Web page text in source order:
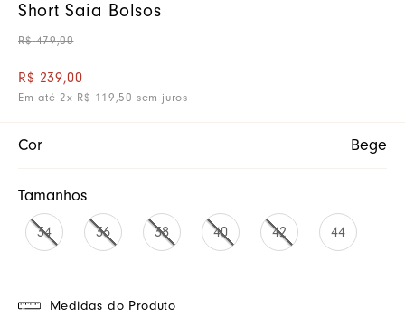
Short Saia Bolsos
R$ 479,00
R$ 239,00
Em até 2x R$ 119 ,50 sem juros
Cor Bege
Tamanhos
34 36 38 40 42 44
Medidas do Produto